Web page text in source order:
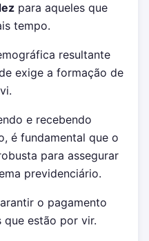
para aqueles que
tempo.
resultante
exige a formação de
e recebendo
é fundamental que o
para assegurar
previdenciário.
o pagamento
que estão por vir.